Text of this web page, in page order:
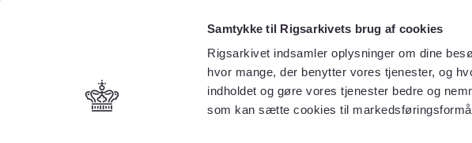
Samtykke til Rigsarkivets brug af cookies
Rigsarkivet indsamler oplysninger om dine
hvor mange, der benytter vores tjenester, og
indholdet og gøre vores tjenester bedre og
som kan sætte cookies til